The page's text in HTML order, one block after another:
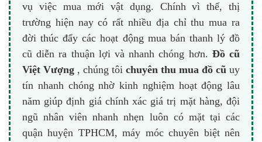
vụ việc mua mới vật dụng. Chính vì thế, thị
trường hiện nay có rất nhiều địa chỉ thu mua ra
đời thúc đẩy các hoạt động mua bán thanh lý đồ
cũ diễn ra thuận lợi và nhanh chóng hơn. Đồ cũ
Việt Vượng , chúng tôi chuyên thu mua đồ cũ uy
tín nhanh chóng nhờ kinh nghiệm hoạt động lâu
năm giúp định giá chính xác giá trị mặt hàng, đội
ngũ nhân viên nhanh nhẹn luôn có mặt tại các
quận huyện TPHCM, máy móc chuyên biệt nên